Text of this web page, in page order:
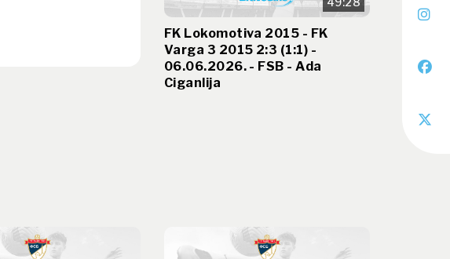
FK Lokomotiva 2015 - FK
Varga 3 2015 2:3 (1:1) -
06.06.2026. - FSB - Ada
Ciganlija